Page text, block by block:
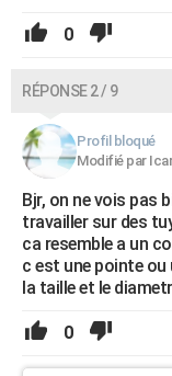
FORUM
0
RÉPONSE 2 / 9
Profil bloqué
Modifié par
Bjr, on ne vois pas
travailler sur des
ca resemble a un
c est une pointe
la taille et le
0